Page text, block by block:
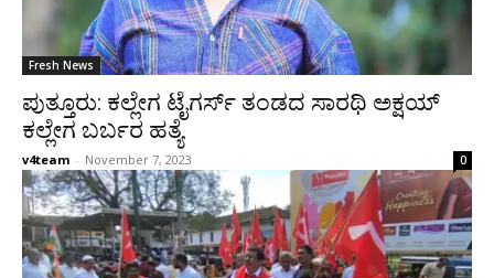
Fresh News
ಪುತ್ತೂರು: ಕಲ್ಲೇಗ ಟೈಗರ್ಸ್ ತಂಡದ ಸಾರಥಿ ಅಕ್ಷಯ್
ಕಲ್ಲೇಗ ಬರ್ಬರ ಹತ್ಯೆ
v4team - November 7, 2023 0